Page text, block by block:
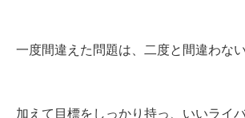
一度間違えた問題は、二度と間違わない
加えて目標をしっかり持っ、いいライ